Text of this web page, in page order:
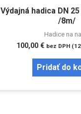
Výdajná hadica DN
/8m/
Hadice na
100,00 € bez DPH (
Pridať do